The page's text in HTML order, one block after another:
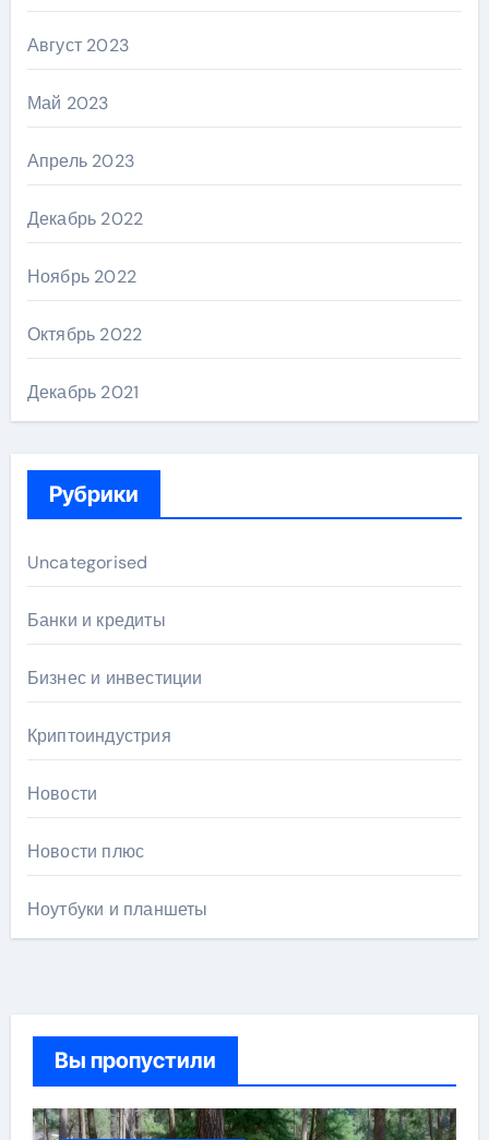
Август 2023
Май 2023
Апрель 2023
Декабрь 2022
Ноябрь 2022
Октябрь 2022
Декабрь 2021
Рубрики
Uncategorised
Банки и кредиты
Бизнес и инвестиции
Криптоиндустрия
Новости
Новости плюс
Ноутбуки и планшеты
Вы пропустили